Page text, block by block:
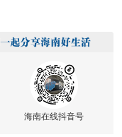
海南在线抖音号